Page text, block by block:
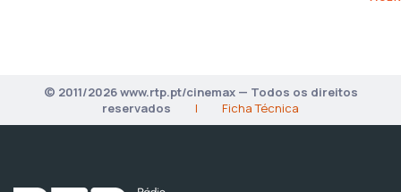
© 2011/2026 www.rtp.pt/cinemax — Todos os direitos
reservados
| Ficha Técnica